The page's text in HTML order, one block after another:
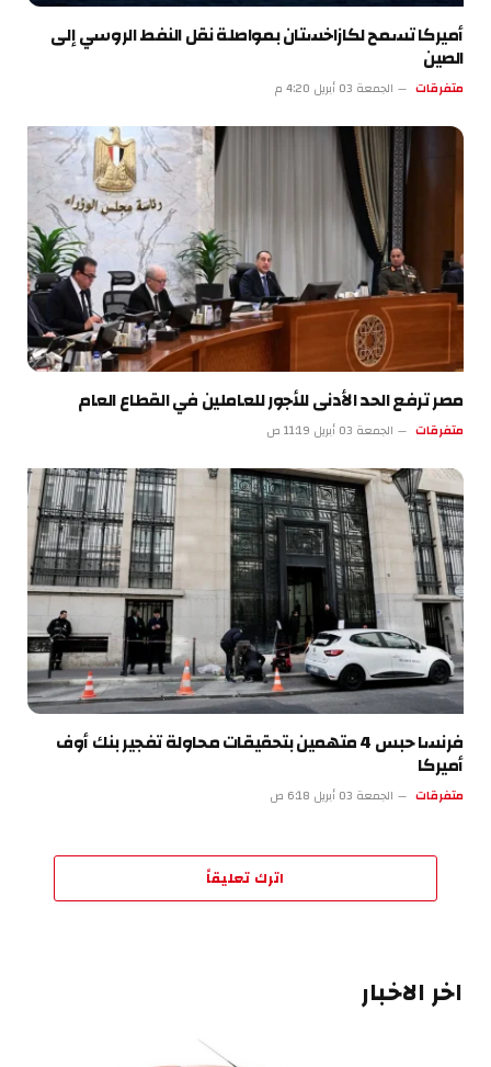
أميركا تسمح لكازاخستان بمواصلة نقل النفط الروسي إلى
الصين
متفرقات الجمعة 03 أبريل 4:20 م
مصر ترفع الحد الأدنى للأجور للعاملين في القطاع العام
متفرقات الجمعة 03 أبريل 11:19 ص
فرنسا حبس 4 متهمين بتحقيقات محاولة تفجير بنك أوف
أميركا
متفرقات الجمعة 03 أبريل 6:18 ص
اترك تعليقاً
اخر الاخبار